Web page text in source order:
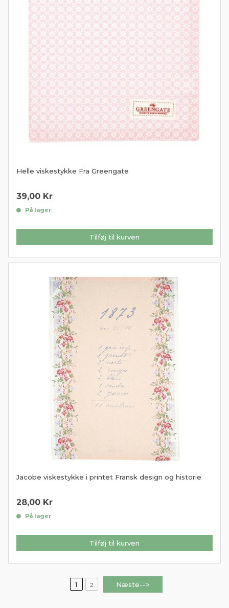
Helle viskestykke Fra Greengate
39,00 Kr
På lager
Tilføj til kurven
Jacobe viskestykke i printet Fransk design og historie
28,00 Kr
På lager
Tilføj til kurven
1 2 Næste-->